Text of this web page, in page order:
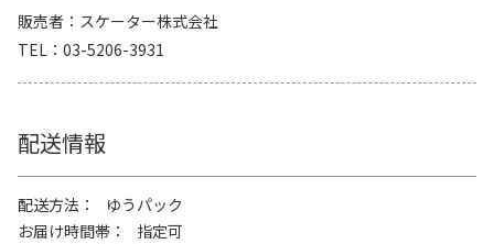
販売者
スケーター株式会社
TEL
03-5206-3931
配送情報
配送方法
ゆうパック
お届け時間帯
指定可